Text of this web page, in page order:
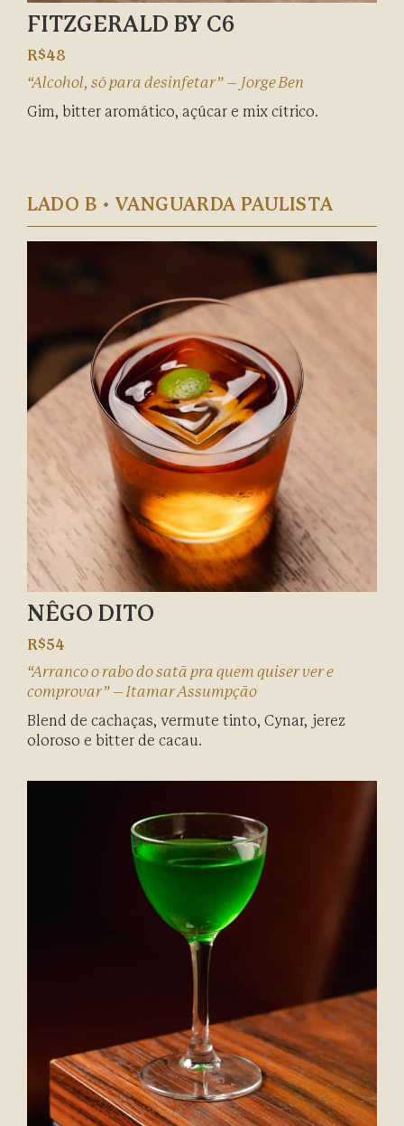
FITZGERALD BY C6
R$48
“Alcohol, só para desinfetar” – Jorge Ben
Gim, bitter aromático, açúcar e mix cítrico.
LADO B • VANGUARDA PAULISTA
NÊGO DITO
R$54
“Arranco o rabo do satã pra quem quiser ver e
comprovar” – Itamar Assumpção
Blend de cachaças, vermute tinto, Cynar, jerez
oloroso e bitter de cacau.